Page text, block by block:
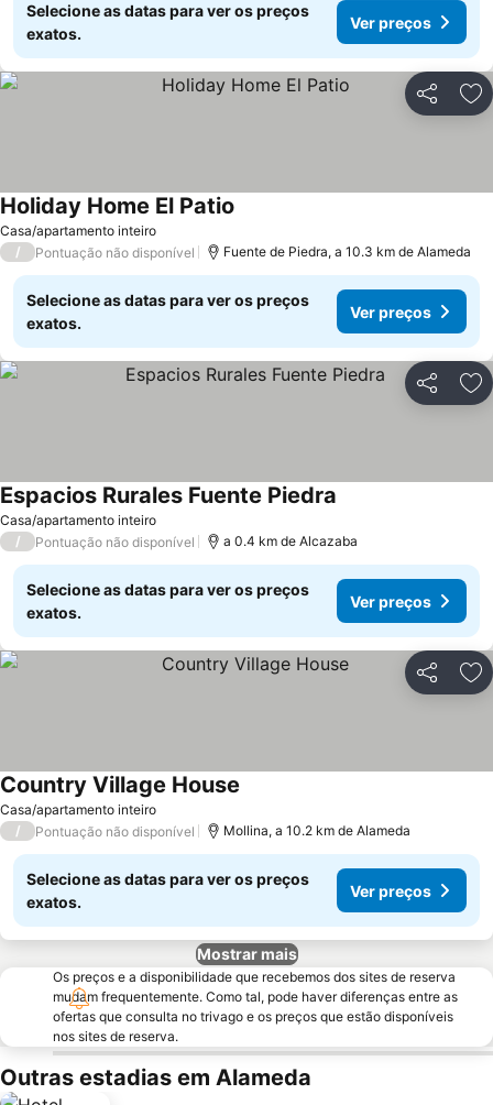
Selecione as datas para ver os preços
exatos.
Ver preços
Partilhar
Casa/apartamento inteiro
Holiday Home El Patio
/ Pontuação não disponível Fuente de Piedra, a 10.3 km de Alameda
Selecione as datas para ver os preços
exatos.
Ver preços
Partilhar
Casa/apartamento inteiro
Espacios Rurales Fuente Piedra
/ Pontuação não disponível a 0.4 km de Alcazaba
Selecione as datas para ver os preços
exatos.
Ver preços
Partilhar
Casa/apartamento inteiro
Country Village House
/ Pontuação não disponível Mollina, a 10.2 km de Alameda
Selecione as datas para ver os preços
exatos.
Ver preços
Mostrar mais
Os preços e a disponibilidade que recebemos dos sites de reserva
mudam frequentemente. Como tal, pode haver diferenças entre as
ofertas que consulta no trivago e os preços que estão disponíveis
nos sites de reserva.
Outras estadias em Alameda